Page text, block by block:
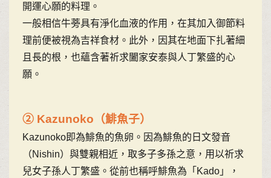
開運心願的料理。
一般相信牛蒡具有淨化血液的作用，在其加入御節料
理前便被視為吉祥食材。此外，因其在地面下扎著細
且長的根，也蘊含著祈求闔家安泰與人丁繁盛的心
願。
② Kazunoko（鯡魚子）
Kazunoko即為鯡魚的魚卵。因為鯡魚的日文發音
（Nishin）與雙親相近，取多子多孫之意，用以祈求
兒女子孫人丁繁盛。從前也稱呼鯡魚為「Kado」，